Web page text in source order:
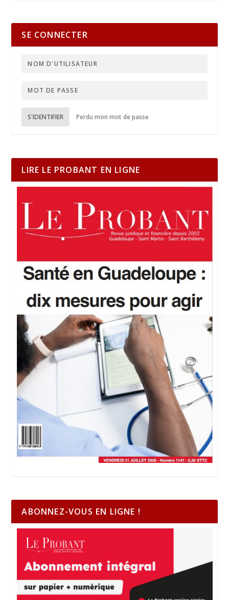
SE CONNECTER
S'IDENTIFIER Perdu mon mot de passe
LIRE LE PROBANT EN LIGNE
ABONNEZ-VOUS EN LIGNE !